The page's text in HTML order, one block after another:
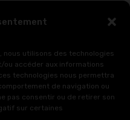
nous utilisons des technologies
ou accéder aux informations
technologies nous permettra
de navigation ou
pas consentir ou de retirer son
sur certaines